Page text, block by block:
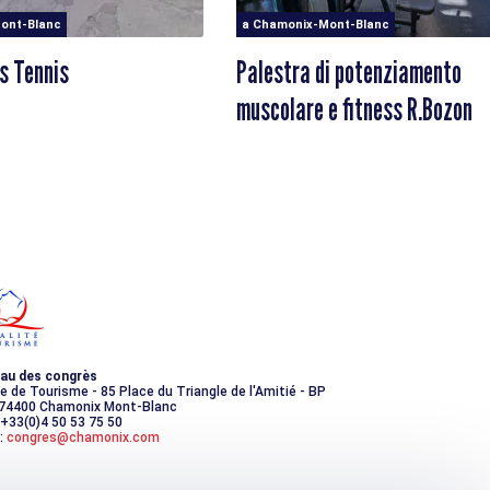
Blanc
Tennis
a Chamonix-Mont-Blanc
Palestra di potenziamento
muscolare e fitness R.Bozon
des congrès
de Tourisme - 85 Place du Triangle de l'Amitié - BP
Chamonix Mont-Blanc
50 53 75 50
: congres@chamonix.com